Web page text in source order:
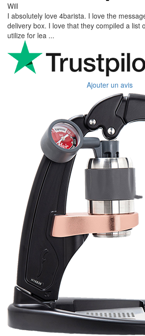
Will
I absolutely love 4barista. I love the
delivery box. I love that they compiled a list
utilize for lea ...
Ajouter un avis